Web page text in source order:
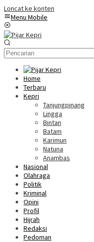
Loncat ke konten
Menu Mobile
Home
Terbaru
Kepri
Tanjungpinang
Lingga
Bintan
Batam
Karimun
Natuna
Anambas
Nasional
Olahraga
Politik
Kriminal
Opini
Profil
Hijrah
Redaksi
Pedoman